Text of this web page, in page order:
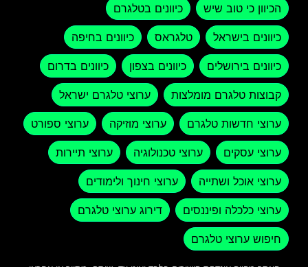
הכיוון כי טוב שיש כיוונים בטלגרם
כיוונים בישראל טלגראס כיוונים בחיפה
כיוונים בירושלים כיוונים בצפון כיוונים בדרום
קבוצות טלגרם מומלצות ערוצי טלגרם ישראל
ערוצי חדשות טלגרם ערוצי מוזיקה ערוצי ספורט
ערוצי עסקים ערוצי טכנולוגיה ערוצי תיירות
ערוצי אוכל ושתייה ערוצי חינוך ולימודים
ערוצי כלכלה ופיננסים דירוג ערוצי טלגרם
חיפוש ערוצי טלגרם